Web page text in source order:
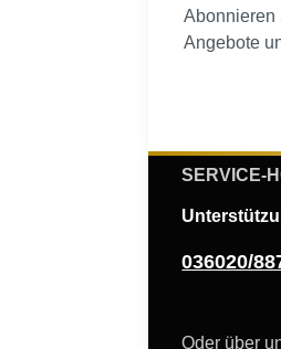
Abonnieren
Angebote
SERVICE-
036020/
Oder über